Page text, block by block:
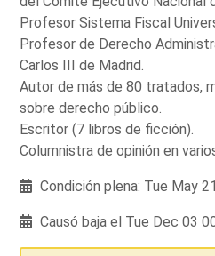
Profesor Sistema Fiscal
Profesor de Derecho
Carlos III de Madrid.
Autor de más de 80 tratados,
sobre derecho público.
Escritor (7 libros de ficción).
Columnistra de opinión en
Condición plena: Tue May
Causó baja el Tue Dec 03